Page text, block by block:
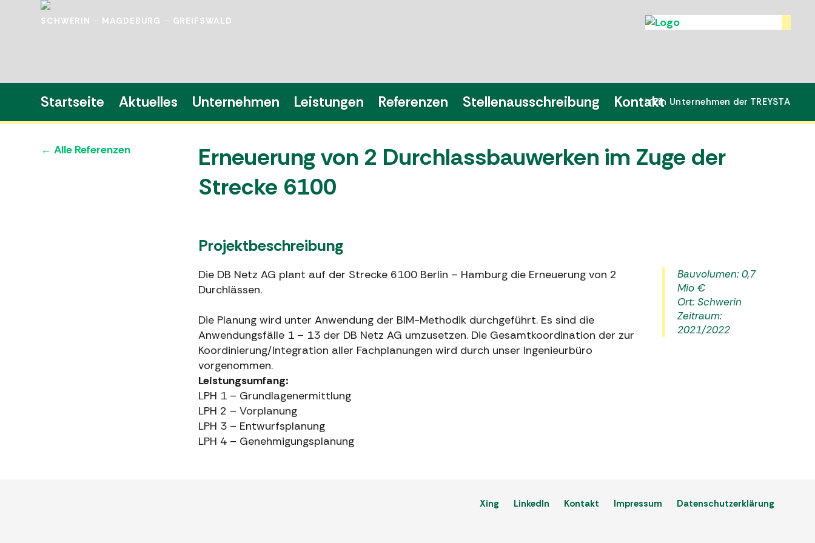
SCHWERIN – MAGDEBURG – GREIFSWALD
Startseite Aktuelles Unternehmen Leistungen Referenzen Stellenausschreibung KontaktEin Unternehmen der TREYSTA
← Alle Referenzen
Erneuerung von 2 Durchlassbauwerken im Zuge der
Strecke 6100
Projektbeschreibung
Die DB Netz AG plant auf der Strecke 6100 Berlin – Hamburg die Erneuerung von 2
Durchlässen.
Die Planung wird unter Anwendung der BIM-Methodik durchgeführt. Es sind die
Anwendungsfälle 1 – 13 der DB Netz AG umzusetzen. Die Gesamtkoordination der zur
Koordinierung/Integration aller Fachplanungen wird durch unser Ingenieurbüro
vorgenommen.
Leistungsumfang:
LPH 1 – Grundlagenermittlung
LPH 2 – Vorplanung
LPH 3 – Entwurfsplanung
LPH 4 – Genehmigungsplanung
Bauvolumen: 0,7
Mio €
Ort: Schwerin
Zeitraum:
2021/2022
Xing LinkedIn Kontakt Impressum Datenschutzerklärung